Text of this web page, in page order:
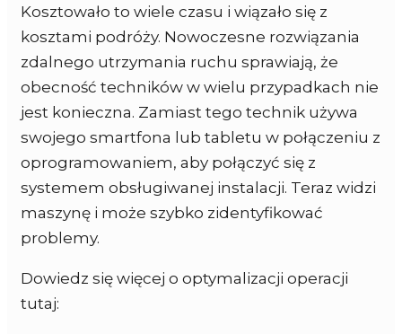
Kosztowało to wiele czasu i wiązało się z
kosztami podróży. Nowoczesne rozwiązania
zdalnego utrzymania ruchu sprawiają, że
obecność techników w wielu przypadkach nie
jest konieczna. Zamiast tego technik używa
swojego smartfona lub tabletu w połączeniu z
oprogramowaniem, aby połączyć się z
systemem obsługiwanej instalacji. Teraz widzi
maszynę i może szybko zidentyfikować
problemy.
Dowiedz się więcej o optymalizacji operacji
tutaj: